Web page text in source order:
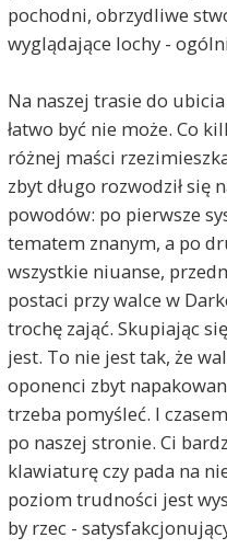
pochodni, obrzydliwe
wyglądające lochy -
Na naszej trasie do
łatwo być nie może. Co
różnej maści
zbyt długo rozwodził się
powodów: po pierwsze
tematem znanym, a po
wszystkie niuanse,
postaci przy walce w
trochę zająć. Skupiając
jest. To nie jest tak, że
oponenci zbyt
trzeba pomyśleć. I
po naszej stronie. Ci
klawiaturę czy pada na
poziom trudności jest
by rzec -